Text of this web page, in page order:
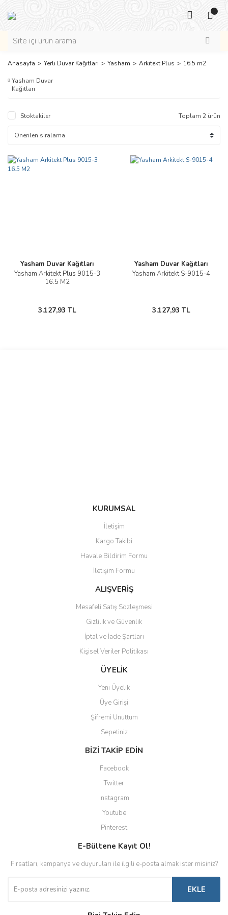
Anasayfa Yerli Duvar Kağıtları Yasham Arkitekt Plus 16.5 m2
Yasham Duvar
Kağıtları
Stoktakiler Toplam 2 ürün
Yasham Duvar Kağıtları
Yasham Arkitekt Plus 9015-3
16.5 M2
3.127,93 TL
Yasham Duvar Kağıtları
Yasham Arkitekt S-9015-4
3.127,93 TL
KURUMSAL
İletişim
Kargo Takibi
Havale Bildirim Formu
İletişim Formu
ALIŞVERİŞ
Mesafeli Satış Sözleşmesi
Gizlilik ve Güvenlik
İptal ve İade Şartları
Kişisel Veriler Politikası
ÜYELİK
Yeni Üyelik
Üye Girişi
Şifremi Unuttum
Sepetiniz
BİZİ TAKİP EDİN
Facebook
Twitter
Instagram
Youtube
Pinterest
E-Bültene Kayıt Ol!
Fırsatları, kampanya ve duyuruları ile ilgili e-posta almak ister misiniz?
EKLE